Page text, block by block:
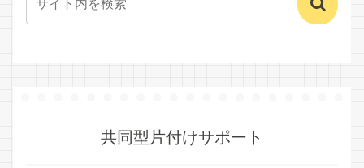
共同型片付けサポート